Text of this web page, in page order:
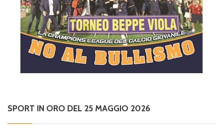
SPORT IN ORO DEL 25 MAGGIO 2026